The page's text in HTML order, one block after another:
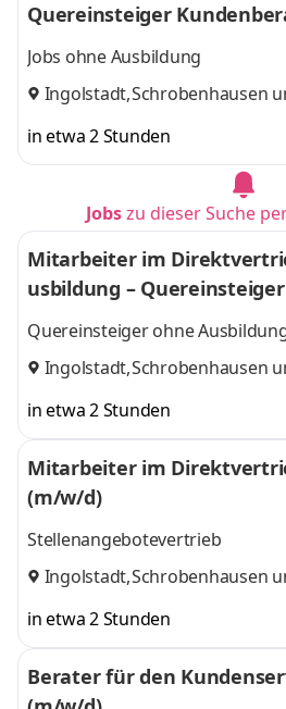
Quereinsteiger
Jobs ohne Ausbildung
Ingolstadt,Schrobenhausen
in etwa 2 Stunden
Jobszu dieser Suche
Mitarbeiter im
usbildung –
Quereinsteiger ohne
Ingolstadt,Schrobenhausen
in etwa 2 Stunden
Mitarbeiter im
(m/w/d)
Stellenangebotevertrieb
Ingolstadt,Schrobenhausen
in etwa 2 Stunden
Berater für den